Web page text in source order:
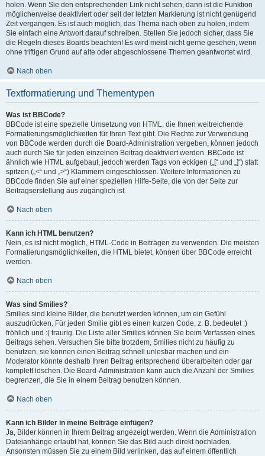
holen. Wenn Sie den entsprechenden Link nicht sehen, dann ist die Funktion
möglicherweise deaktiviert oder seit der letzten Markierung ist nicht genügend
Zeit vergangen. Es ist auch möglich, das Thema nach oben zu holen, indem
Sie einfach eine Antwort darauf schreiben. Stellen Sie jedoch sicher, dass Sie
die Regeln dieses Boards beachten! Es wird meist nicht gerne gesehen, wenn
ohne triftigen Grund auf alte oder abgeschlossene Themen geantwortet wird.
Nach oben
Textformatierung und Thementypen
Was ist BBCode?
BBCode ist eine spezielle Umsetzung von HTML, die Ihnen weitreichende
Formatierungsmöglichkeiten für Ihren Text gibt. Die Rechte zur Verwendung
von BBCode werden durch die Board-Administration vergeben, können jedoch
auch durch Sie für jeden einzelnen Beitrag deaktiviert werden. BBCode ist
ähnlich wie HTML aufgebaut, jedoch werden Tags von eckigen („[“ und „]“) statt
spitzen („<“ und „>“) Klammern eingeschlossen. Weitere Informationen zu
BBCode finden Sie auf einer speziellen Hilfe-Seite, die von der Seite zur
Beitragserstellung aus zugänglich ist.
Nach oben
Kann ich HTML benutzen?
Nein, es ist nicht möglich, HTML-Code in Beiträgen zu verwenden. Die meisten
Formatierungsmöglichkeiten, die HTML bietet, können über BBCode erreicht
werden.
Nach oben
Was sind Smilies?
Smilies sind kleine Bilder, die benutzt werden können, um ein Gefühl
auszudrücken. Für jeden Smilie gibt es einen kurzen Code, z. B. bedeutet :)
fröhlich und :( traurig. Die Liste aller Smilies können Sie beim Verfassen eines
Beitrags sehen. Versuchen Sie bitte trotzdem, Smilies nicht zu häufig zu
benutzen, sie können einen Beitrag schnell unlesbar machen und ein
Moderator könnte deshalb Ihren Beitrag entsprechend überarbeiten oder gar
komplett löschen. Die Board-Administration kann auch die Anzahl der Smilies
begrenzen, die Sie in einem Beitrag benutzen können.
Nach oben
Kann ich Bilder in meine Beiträge einfügen?
Ja, Bilder können in Ihrem Beitrag angezeigt werden. Wenn die Administration
Dateianhänge erlaubt hat, können Sie das Bild auch direkt hochladen.
Ansonsten müssen Sie zu einem Bild verlinken, das auf einem öffentlich